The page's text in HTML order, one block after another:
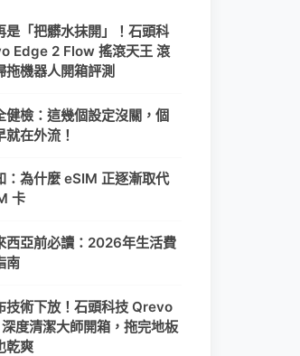
是「把髒水抹開」！石頭科
Edge 2 Flow 搖滾天王 滾
拖機器人開箱評測
健檢：這幾個設定沒關，個
就在外流！
：為什麼 eSIM 正逐漸取代
卡
西亞前必讀：2026年生活費
南
技術下放！石頭科技 Qrevo
度清潔大師開箱，拖完地板
乾爽